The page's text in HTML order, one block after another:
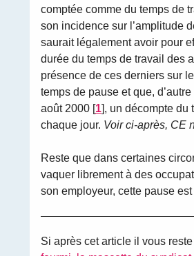
comptée comme du temps de
son incidence sur l’amplitude
saurait légalement avoir pour
durée du temps de travail des
présence de ces derniers sur
temps de pause et que,
août 2000[1], un décompte du
chaque jour. Voir ci-après, CE
Reste que dans certaines
vaquer librement à des
son employeur, cette pause
Si après cet article il vous